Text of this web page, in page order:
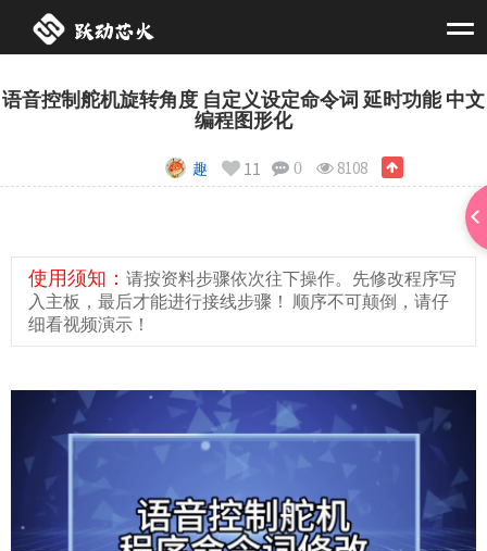
语音控制舵机旋转角度 自定义设定命令词 延时功能 中文
编程图形化
8108
0
11
趣
使用须知： 请按资料步骤依次往下操作。先修改程序写
入主板，最后才能进行接线步骤！ 顺序不可颠倒，请仔
细看视频演示！